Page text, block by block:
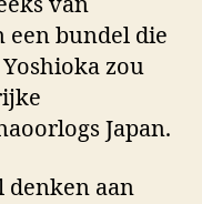
een bundel die
zou
Japan.
denken aan